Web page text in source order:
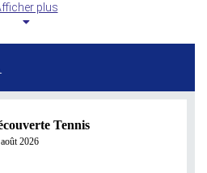
Réussir en Ligne !
consolider vos
l'avance grâce à Réussir en
plus
Tennis
2026